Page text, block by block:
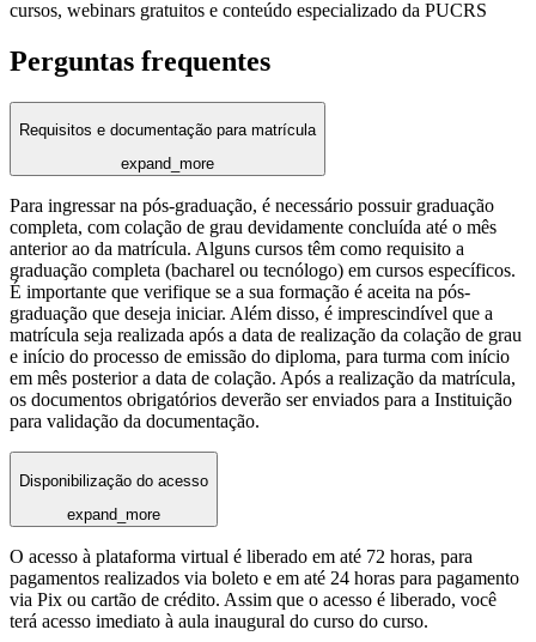
cursos, webinars gratuitos e conteúdo especializado da PUCRS
Perguntas frequentes
Requisitos e documentação para matrícula
expand_more
Para ingressar na pós-graduação, é necessário possuir graduação
completa, com colação de grau devidamente concluída até o mês
anterior ao da matrícula. Alguns cursos têm como requisito a
graduação completa (bacharel ou tecnólogo) em cursos específicos.
É importante que verifique se a sua formação é aceita na pós-
graduação que deseja iniciar. Além disso, é imprescindível que a
matrícula seja realizada após a data de realização da colação de grau
e início do processo de emissão do diploma, para turma com início
em mês posterior a data de colação. Após a realização da matrícula,
os documentos obrigatórios deverão ser enviados para a Instituição
para validação da documentação.
Disponibilização do acesso
expand_more
O acesso à plataforma virtual é liberado em até 72 horas, para
pagamentos realizados via boleto e em até 24 horas para pagamento
via Pix ou cartão de crédito. Assim que o acesso é liberado, você
terá acesso imediato à aula inaugural do curso do curso.